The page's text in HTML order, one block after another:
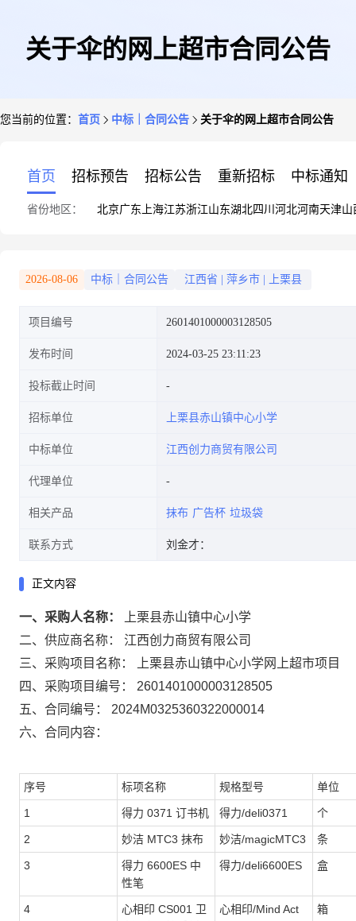
关于伞的网上超市合同公告
您当前的位置： 首页 中标｜合同公告 关于伞的网上超市合同公告
首页 招标预告 招标公告 重新招标 中标通知
省份地区： 北京广东 上海江苏浙江山东湖北四川 河北河南天津山
2026-08-06 中标｜合同公告 江西省 萍乡市 上栗县
项目编号 2601401000003128505
发布时间 2024-03-25 23:11:23
投标截止时间
招标单位 上栗县赤山镇中心小学
中标单位 江西创力商贸有限公司
代理单位
相关产品 抹布 广告杯 垃圾袋
联系方式 刘金才：
正文内容
一、采购人名称：
上栗县赤山镇中心小学
二、供应商名称：
江西创力商贸有限公司
三、采购项目名称：
上栗县赤山镇中心小学网上超市项目
四、采购项目编号：
2601401000003128505
五、合同编号：
2024M0325360322000014
六、合同内容：
序号 标项名称 规格型号 单位
1 得力 0371 订书机 得力/deli0371 个
2 妙洁 MTC3 抹布 妙洁/magicMTC3 条
3
得力 6600ES 中
性笔
得力/deli6600ES 盒
4
心相印 CS001 卫
心相印/Mind Act
箱